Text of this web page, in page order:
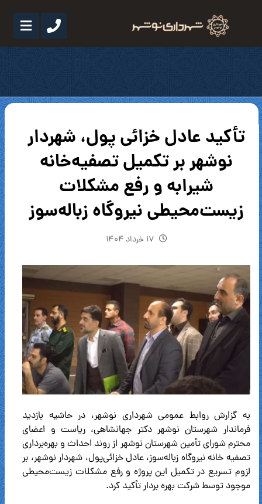
تأکید عادل خزائی پول، شهردار
نوشهر بر تکمیل تصفیه‌خانه
شیرابه و رفع مشکلات
زیست‌محیطی نیروگاه زباله‌سوز
۱۷ خرداد ۱۴۰۴
به گزارش روابط عمومی شهرداری نوشهر، در حاشیه بازدید
فرماندار شهرستان نوشهر دکتر جهانشاهی، ریاست و اعضای
محترم شورای تأمین شهرستان نوشهر از روند احداث و بهره‌برداری
تصفیه خانه نیروگاه زباله‌سوز، عادل خزائی‌پول، شهردار نوشهر، بر
لزوم تسریع در تکمیل این پروژه و رفع مشکلات زیست‌محیطی
موجود توسط شرکت بهره بردار تأکید کرد.